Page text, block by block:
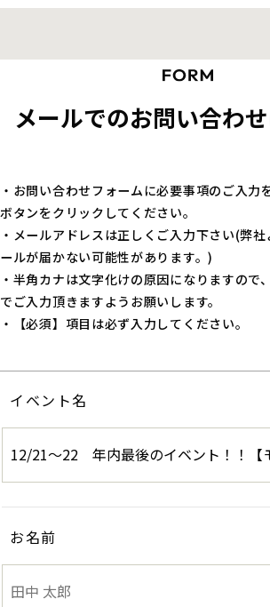
メールでのお問い合わ
・お問い合わせフォームに必要事項のご入力
ボタンをクリックしてください。
・メールアドレスは正しくご入力下さい(弊
ールが届かない可能性があります。)
・半角カナは文字化けの原因になりますので
でご入力頂きますようお願いします。
・【必須】項目は必ず入力してください。
イベント名
お名前